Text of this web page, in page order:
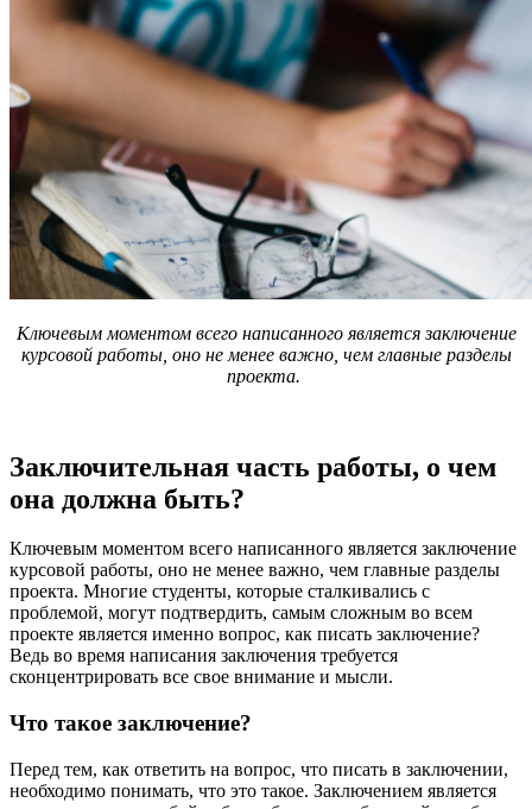
Ключевым моментом всего написанного является заключение
курсовой работы, оно не менее важно, чем главные разделы
проекта.
Заключительная часть работы, о чем
она должна быть?
Ключевым моментом всего написанного является заключение
курсовой работы, оно не менее важно, чем главные разделы
проекта. Многие студенты, которые сталкивались с
проблемой, могут подтвердить, самым сложным во всем
проекте является именно вопрос, как писать заключение?
Ведь во время написания заключения требуется
сконцентрировать все свое внимание и мысли.
Что такое заключение?
Перед тем, как ответить на вопрос, что писать в заключении,
необходимо понимать, что это такое. Заключением является